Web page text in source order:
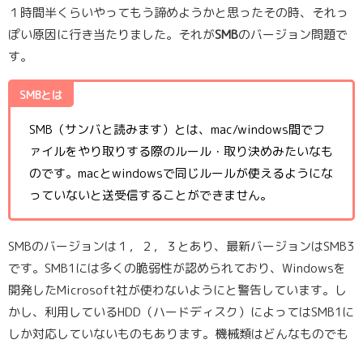
１時間半くらいやってもう諦めようかと思ったその時、それっ
ぽい原因に行き当たりました。それがSMBのバージョン問題で
す。
SMBとは
SMB（サンバと読みます）とは、mac/windows間でフ
ァイルをやり取りする際のルール・取り決めみたいなも
のです。macとwindowsで同じルールが使えるようにな
っていないと送受信することができません。
SMBのバージョンは１，２，３とあり、最新バージョンはSMB3
です。SMB1には多くの脆弱性が認められており、Windowsを
開発したMicrosoft社が使わないようにと警告しています。し
かし、利用しているHDD（ハードディスク）によってはSMB1に
しか対応していないものもあります。機械類はどんなものでも